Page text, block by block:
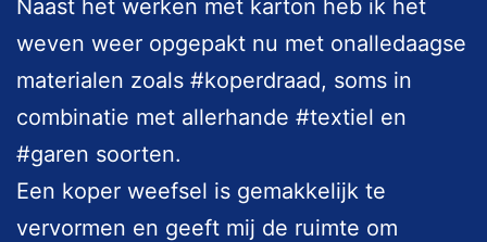
Naast het werken met karton heb ik het
weven weer opgepakt nu met onalledaagse
materialen zoals #koperdraad, soms in
combinatie met allerhande #textiel en
#garen soorten.
Een koper weefsel is gemakkelijk te
vervormen en geeft mij de ruimte om